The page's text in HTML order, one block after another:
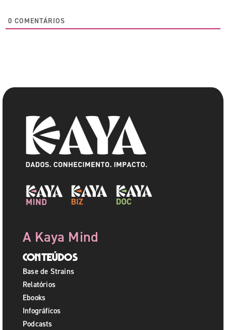
0 COMENTÁRIOS
A Kaya Mind
Conteúdos
Base de Strains
Relatórios
Ebooks
Infográficos
Podcasts